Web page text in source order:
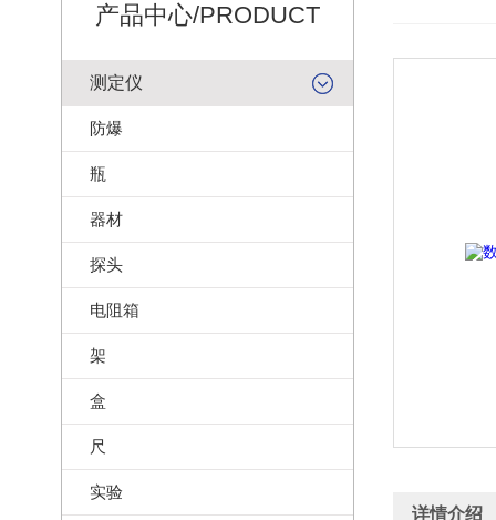
产品中心/PRODUCT
测定仪
防爆
瓶
器材
探头
电阻箱
架
盒
尺
实验
详情介绍